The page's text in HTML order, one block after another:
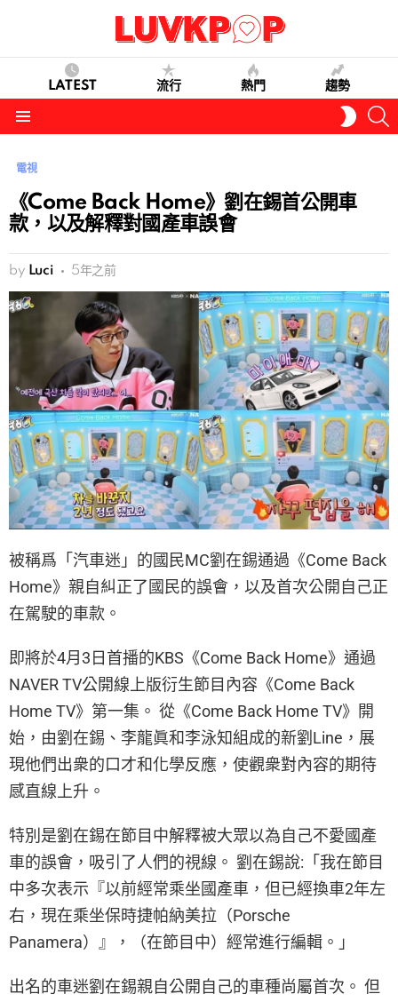
LATEST 流行 熱門 趨勢
SKIN
電視
《Come Back Home》劉在錫首公開車
款，以及解釋對國產車誤會
by Luci 5年之前
被稱爲「汽車迷」的國民MC劉在錫通過《Come Back
Home》親自糾正了國民的誤會，以及首次公開自己正
在駕駛的車款。
即將於4月3日首播的KBS《Come Back Home》通過
NAVER TV公開線上版衍生節目內容《Come Back
Home TV》第一集。 從《Come Back Home TV》開
始，由劉在錫、李龍眞和李泳知組成的新劉Line，展
現他們出衆的口才和化學反應，使觀衆對內容的期待
感直線上升。
特別是劉在錫在節目中解釋被大眾以為自己不愛國產
車的誤會，吸引了人們的視線。 劉在錫說:「我在節目
中多次表示『以前經常乘坐國產車，但已經換車2年左
右，現在乘坐保時捷帕納美拉（Porsche
Panamera）』，（在節目中）經常進行編輯。」
出名的車迷劉在錫親自公開自己的車種尚屬首次。 但